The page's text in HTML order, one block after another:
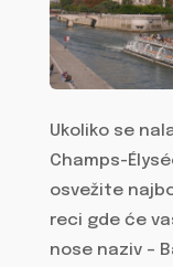
Ukoliko se
Champs-
osvežite
reci gde će
nose naziv –